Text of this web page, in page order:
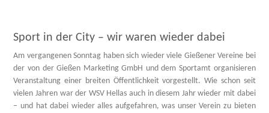
Sport in der City – wir waren wieder dabei
Am vergangenen Sonntag haben sich wieder viele Gießener Vereine bei
der von der Gießen Marketing GmbH und dem Sportamt organisieren
Veranstaltung einer breiten Öffentlichkeit vorgestellt. Wie schon seit
vielen Jahren war der WSV Hellas auch in diesem Jahr wieder mit dabei
– und hat dabei wieder alles aufgefahren, was unser Verein zu bieten